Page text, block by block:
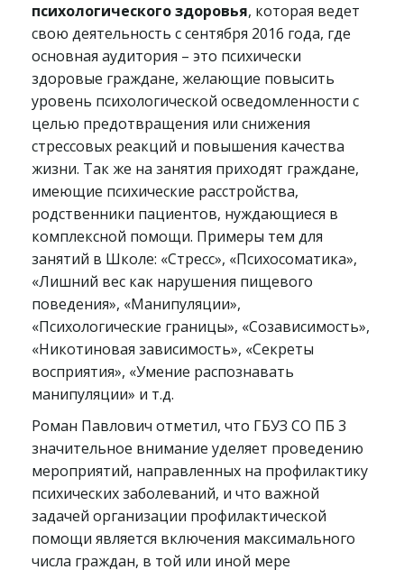
психологического здоровья, которая ведет
свою деятельность с сентября 2016 года, где
основная аудитория – это психически
здоровые граждане, желающие повысить
уровень психологической осведомленности с
целью предотвращения или снижения
стрессовых реакций и повышения качества
жизни. Так же на занятия приходят граждане,
имеющие психические расстройства,
родственники пациентов, нуждающиеся в
комплексной помощи. Примеры тем для
занятий в Школе: «Стресс», «Психосоматика»,
«Лишний вес как нарушения пищевого
поведения», «Манипуляции»,
«Психологические границы», «Созависимость»,
«Никотиновая зависимость», «Секреты
восприятия», «Умение распознавать
манипуляции» и т.д.
Роман Павлович отметил, что ГБУЗ СО ПБ 3
значительное внимание уделяет проведению
мероприятий, направленных на профилактику
психических заболеваний, и что важной
задачей организации профилактической
помощи является включения максимального
числа граждан, в той или иной мере